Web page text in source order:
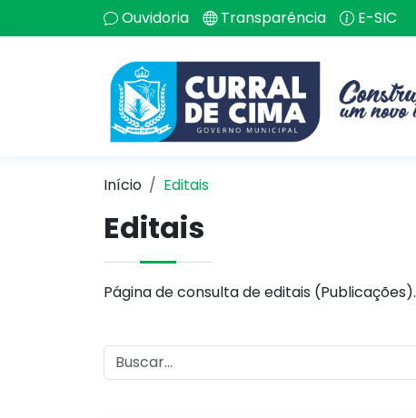
Ouvidoria Transparência E-SIC
Início Editais
Editais
Página de consulta de editais (Publicações).